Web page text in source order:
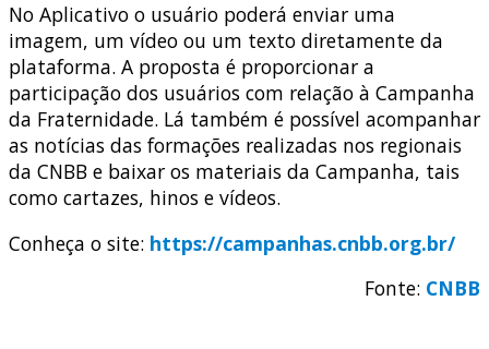
No Aplicativo o usuário poderá enviar uma
imagem, um vídeo ou um texto diretamente da
plataforma. A proposta é proporcionar a
participação dos usuários com relação à Campanha
da Fraternidade. Lá também é possível acompanhar
as notícias das formações realizadas nos regionais
da CNBB e baixar os materiais da Campanha, tais
como cartazes, hinos e vídeos.
Conheça o site: https://campanhas.cnbb.org.br/
Fonte: CNBB